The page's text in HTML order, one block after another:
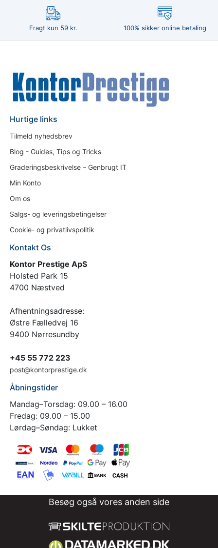
Fragt kun 59 kr. 100% sikker online betaling
Hurtige links
Tilmeld nyhedsbrev
Blog - Guides, Tips og Tricks
Graderingsbeskrivelse – Genbrugt IT
Min Konto
Om os
Salgs- og leveringsbetingelser
Cookie- og privatlivspolitik
Kontakt Os
Kontor Prestige ApS
Holsted Park 15
4700 Næstved
Afhentningsadresse:
Østre Fælledvej 16
9400 Nørresundby
+45 55 772 223
post@kontorprestige.dk
Åbningstider
Mandag–Torsdag: 09.00 – 16.00
Fredag: 09.00 – 15.00
Lørdag–Søndag: Lukket
Besøg også vores anden side